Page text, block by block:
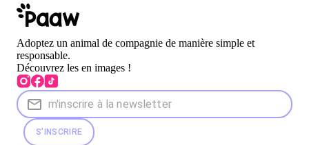
Adoptez un animal de compagnie de manière simple et
responsable.
Découvrez les en images !
S'INSCRIRE